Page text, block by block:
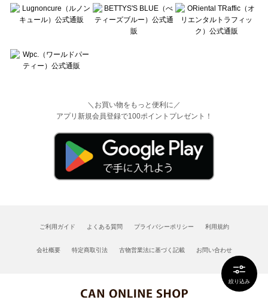
絞り込み
＼お買い物をもっと便利に／
アプリ新規会員登録で100ポイントプレゼント！
ご利用ガイド よくある質問 プライバシーポリシー 利用規約
会社概要 特定商取引法 古物営業法に基づく記載 お問い合わせ